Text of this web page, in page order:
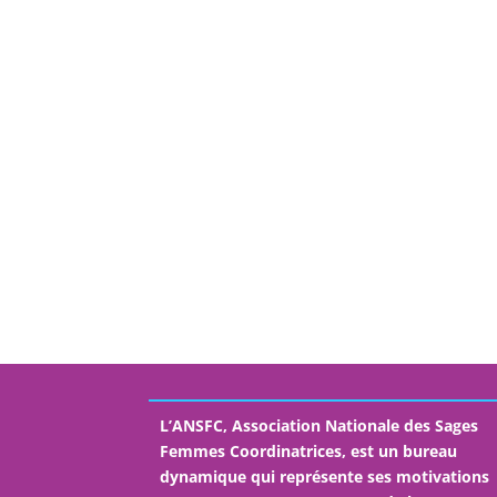
L’ANSFC, Association Nationale des Sages
Femmes Coordinatrices, est un bureau
dynamique qui représente ses motivations